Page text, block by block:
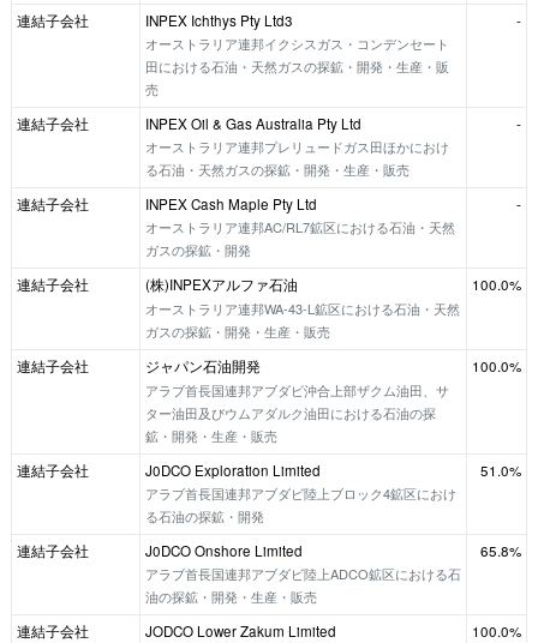
連結子会社
INPEX Ichthys Pty Ltd3
オーストラリア連邦イクシスガス・コンデンセート
田における石油・天然ガスの探鉱・開発・生産・販
売
-
連結子会社
INPEX Oil & Gas Australia Pty Ltd
オーストラリア連邦プレリュードガス田ほかにおけ
る石油・天然ガスの探鉱・開発・生産・販売
-
連結子会社
INPEX Cash Maple Pty Ltd
オーストラリア連邦AC/RL7鉱区における石油・天然
ガスの探鉱・開発
-
連結子会社
(株)INPEXアルファ石油
オーストラリア連邦WA-43-L鉱区における石油・天然
ガスの探鉱・開発・生産・販売
100.0%
連結子会社
ジャパン石油開発
アラブ首長国連邦アブダビ沖合上部ザクム油田、サ
ター油田及びウムアダルク油田における石油の探
鉱・開発・生産・販売
100.0%
連結子会社
J0DCO Exploration Limited
アラブ首長国連邦アブダビ陸上ブロック4鉱区におけ
る石油の探鉱・開発
51.0%
連結子会社
J0DCO Onshore Limited
アラブ首長国連邦アブダビ陸上ADCO鉱区における石
油の探鉱・開発・生産・販売
65.8%
連結子会社
JODCO Lower Zakum Limited
100.0%